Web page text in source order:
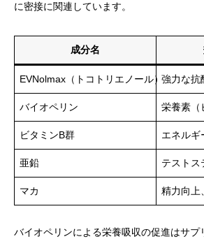
に密接に関連しています。
成分名
EVNolmax（トコトリエノール）強力な抗
バイオペリン 栄養素（
ビタミンB群 エネルギ
亜鉛 テストス
マカ 精力向上
バイオペリンによる栄養吸収の促進はサプ